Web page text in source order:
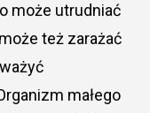
może utrudniać
też zarażać
małego